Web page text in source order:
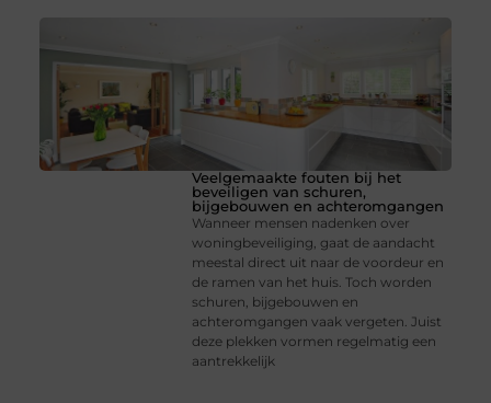
Veelgemaakte fouten bij het
beveiligen van schuren,
bijgebouwen en achteromgangen
Wanneer mensen nadenken over
woningbeveiliging, gaat de aandacht
meestal direct uit naar de voordeur en
de ramen van het huis. Toch worden
schuren, bijgebouwen en
achteromgangen vaak vergeten. Juist
deze plekken vormen regelmatig een
aantrekkelijk